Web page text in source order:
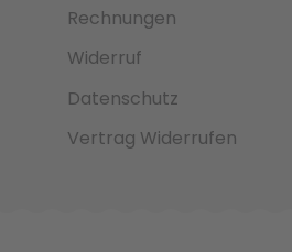
Rechnungen
Widerruf
Datenschutz
Vertrag Widerrufen